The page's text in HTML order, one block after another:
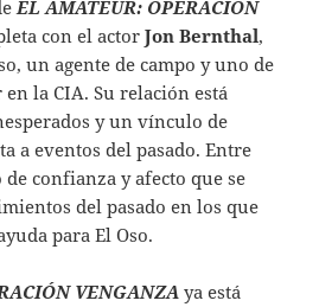
EL AMATEUR: OPERACIÓN
con el actorJon Bernthal,
un agente de campo y uno de
la CIA. Su relación está
y un vínculo de
a eventos del pasado. Entre
confianza y afecto que se
del pasado en los que
para El Oso.
VENGANZAya está